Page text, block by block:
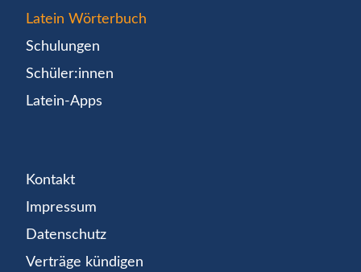
Latein Wörterbuch
Schulungen
Schüler:innen
Latein-Apps
Kontakt
Impressum
Datenschutz
Verträge kündigen